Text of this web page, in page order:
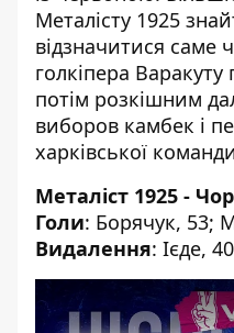
Металісту 1925
відзначитися саме
голкіпера
потім розкішним
виборов камбек і
харківської
Металіст 1925 -
Голи: Борячук, 53;
Видалення: Ієде, 40